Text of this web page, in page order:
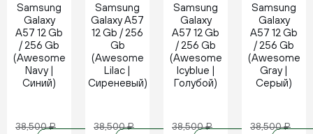
Samsung
Galaxy
A57 12 Gb
/ 256 Gb
(Awesome
Navy |
Синий)
38,500₽
Samsung
Galaxy A57
12 Gb / 256
Gb
(Awesome
Lilac |
Сиреневый)
38,500₽
Samsung
Galaxy
A57 12 Gb
/ 256 Gb
(Awesome
Icyblue |
Голубой)
38,500₽
Samsung
Galaxy
A57 12 Gb
/ 256 Gb
(Awesome
Gray |
Серый)
38,500₽